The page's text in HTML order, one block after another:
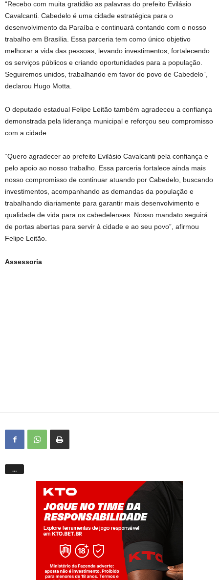
“Recebo com muita gratidão as palavras do prefeito Evilásio
Cavalcanti. Cabedelo é uma cidade estratégica para o
desenvolvimento da Paraíba e continuará contando com o nosso
trabalho em Brasília. Essa parceria tem como único objetivo
melhorar a vida das pessoas, levando investimentos, fortalecendo
os serviços públicos e criando oportunidades para a população.
Seguiremos unidos, trabalhando em favor do povo de Cabedelo”,
declarou Hugo Motta.
O deputado estadual Felipe Leitão também agradeceu a confiança
demonstrada pela liderança municipal e reforçou seu compromisso
com a cidade.
“Quero agradecer ao prefeito Evilásio Cavalcanti pela confiança e
pelo apoio ao nosso trabalho. Essa parceria fortalece ainda mais
nosso compromisso de continuar atuando por Cabedelo, buscando
investimentos, acompanhando as demandas da população e
trabalhando diariamente para garantir mais desenvolvimento e
qualidade de vida para os cabedelenses. Nosso mandato seguirá
de portas abertas para servir à cidade e ao seu povo”, afirmou
Felipe Leitão.
Assessoria
…